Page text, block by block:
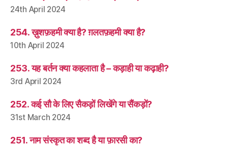
24th April 2024
254. ख़ुशफ़हमी क्या है? ग़लतफ़हमी क्या है?
10th April 2024
253. यह बर्तन क्या कहलाता है – कड़ाही या कढ़ाही?
3rd April 2024
252. कई सौ के लिए सैकड़ों लिखेंगे या सैंकड़ों?
31st March 2024
251. नाम संस्कृत का शब्द है या फ़ारसी का?